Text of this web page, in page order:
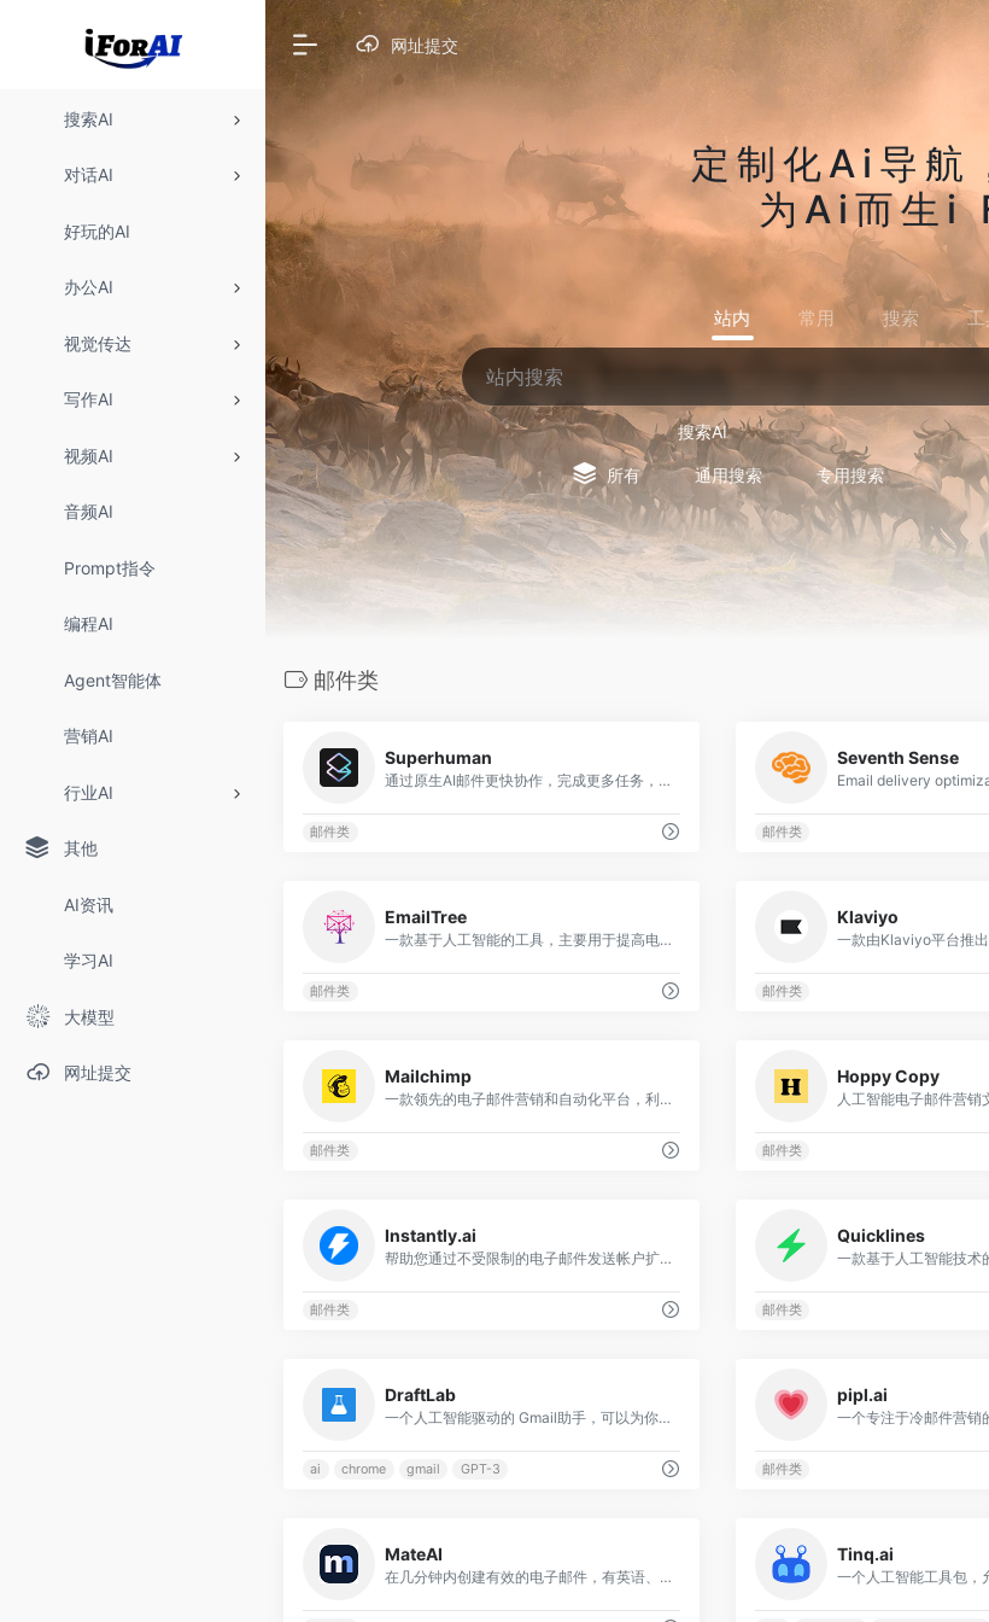
搜索AI
对话AI
好玩的AI
办公AI
视觉传达
写作AI
视频AI
音频AI
Prompt指令
编程AI
Agent智能体
营销AI
行业AI
其他
AI资讯
学习AI
大模型
网址提交
网址提交
定制化Ai导航
为Ai而生i
站内 常用 搜索
搜索AI
所有 通用搜索 专用搜索
邮件类
Superhuman
通过原生AI邮件更快协作，完成更多任务，每周每位员工可节省4小时。
邮件类
Seventh Sense
邮件类
EmailTree
一款基于人工智能的工具，主要用于提高电子邮件回复的效率和质量
邮件类
Klaviyo
一款由Klaviyo平台推
邮件类
Mailchimp
一款领先的电子邮件营销和自动化平台，利用AI技术为用户提供提高打开率、点击率和销售量的建议
邮件类
Hoppy Copy
人工智能电子邮件营销
邮件类
Instantly.ai
帮助您通过不受限制的电子邮件发送帐户扩展您的外展活动。
邮件类
Quicklines
一款基于人工智能技术
邮件类
DraftLab
一个人工智能驱动的 Gmail助手，可以为你生成高质量的电子邮件回复。
ai chrome gmail GPT-3
pipl.ai
一个专注于冷邮件营销
邮件类
MateAI
在几分钟内创建有效的电子邮件，有英语、意大利语和其他5种语言版本
Tinq.ai